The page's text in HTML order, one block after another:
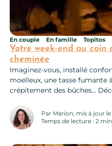
Votre week-end au coin
cheminée
En couple En famille Topitos
Imaginez-vous, installé
moelleux, une tasse fumante
crépitement des bûches…
pour sublimer un week-end
expériences à vivre en hiver
chaud dans votre location...
Par Marion, mis à jour
Temps de lecture : 2